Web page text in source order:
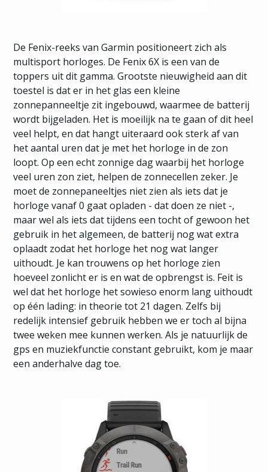
De Fenix-reeks van Garmin positioneert zich als
multisport horloges. De Fenix 6X is een van de
toppers uit dit gamma. Grootste nieuwigheid aan dit
toestel is dat er in het glas een kleine
zonnepanneeltje zit ingebouwd, waarmee de batterij
wordt bijgeladen. Het is moeilijk na te gaan of dit heel
veel helpt, en dat hangt uiteraard ook sterk af van
het aantal uren dat je met het horloge in de zon
loopt. Op een echt zonnige dag waarbij het horloge
veel uren zon ziet, helpen de zonnecellen zeker. Je
moet de zonnepaneeltjes niet zien als iets dat je
horloge vanaf 0 gaat opladen - dat doen ze niet -,
maar wel als iets dat tijdens een tocht of gewoon het
gebruik in het algemeen, de batterij nog wat extra
oplaadt zodat het horloge het nog wat langer
uithoudt. Je kan trouwens op het horloge zien
hoeveel zonlicht er is en wat de opbrengst is. Feit is
wel dat het horloge het sowieso enorm lang uithoudt
op één lading: in theorie tot 21 dagen. Zelfs bij
redelijk intensief gebruik hebben we er toch al bijna
twee weken mee kunnen werken. Als je natuurlijk de
gps en muziekfunctie constant gebruikt, kom je maar
een anderhalve dag toe.